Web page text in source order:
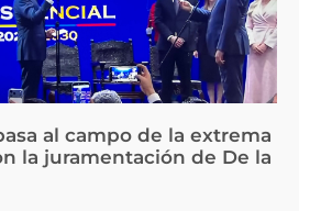
al campo de la extrema
la juramentación de De la